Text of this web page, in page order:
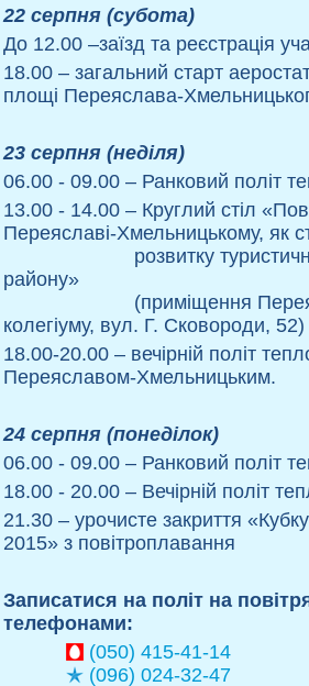
22 серпня (субота)
До 12.00 –заїзд та реєстрація
18.00 – загальний старт
площі Переяслава-
23 серпня (неділя)
06.00 - 09.00 – Ранковий політ
13.00 - 14.00 – Круглий стіл
Переяславі-Хмельницькому, як
розвитку
району»
(приміщення
колегіуму, вул. Г. Сковороди, 52)
18.00-20.00 – вечірній політ
Переяславом-Хмельницьким.
24 серпня (понеділок)
06.00 - 09.00 – Ранковий політ
18.00 - 20.00 – Вечірній політ
21.30 – урочисте закриття
2015» з повітроплавання
Записатися на політ на
телефонами:
(050) 415-41-14
(096) 024-32-47